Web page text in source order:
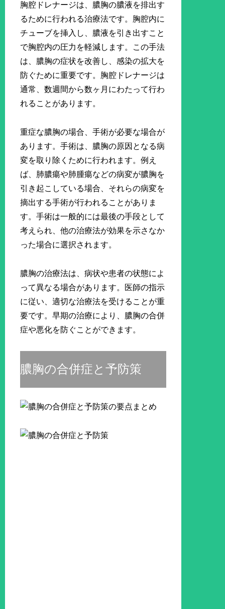
胸腔ドレナージは、膿胸の膿液を排出す
るために行われる治療法です。胸腔内に
チューブを挿入し、膿液を引き出すこと
で胸腔内の圧力を軽減します。この手法
は、膿胸の症状を改善し、感染の拡大を
防ぐために重要です。胸腔ドレナージは
通常、数週間から数ヶ月にわたって行わ
れることがあります。
重症な膿胸の場合、手術が必要な場合が
あります。手術は、膿胸の原因となる病
変を取り除くために行われます。例え
ば、肺膿瘍や肺腫瘍などの病変が膿胸を
引き起こしている場合、それらの病変を
摘出する手術が行われることがありま
す。手術は一般的には最後の手段として
考えられ、他の治療法が効果を示さなか
った場合に選択されます。
膿胸の治療法は、病状や患者の状態によ
って異なる場合があります。医師の指示
に従い、適切な治療法を受けることが重
要です。早期の治療により、膿胸の合併
症や悪化を防ぐことができます。
膿胸の合併症と予防策